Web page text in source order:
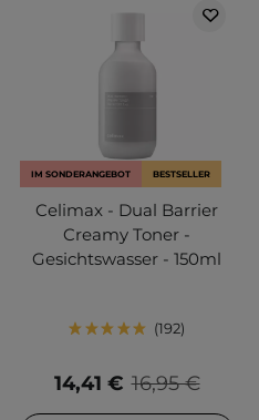
IM SONDERANGEBOT BESTSELLER
Celimax - Dual Barrier
Creamy Toner -
Gesichtswasser - 150ml
192
16,95 €
14,41 €